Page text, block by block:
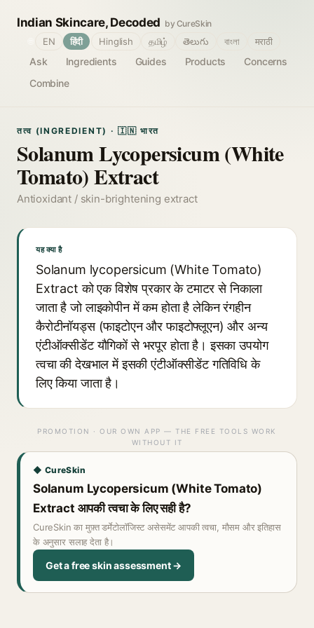
Indian Skincare, Decoded by CureSkin
Ask Ingredients Guides Products
Concerns
Combine
EN हिंदी Hinglish தமிழ் తెలుగు বাংলা मराठी
तत्व (INGREDIENT) · 🇮🇳 भारत
Solanum Lycopersicum (White
Tomato) Extract
Antioxidant / skin-brightening extract
यह क्या है
Solanum lycopersicum (White Tomato)
Extract को एक विशेष प्रकार के टमाटर से निकाला
जाता है जो लाइकोपीन में कम होता है लेकिन रंगहीन
कैरोटीनॉयड्स (फाइटोएन और फाइटोफ्लूएन) और अन्य
एंटीऑक्सीडेंट यौगिकों से भरपूर होता है। इसका उपयोग
त्वचा की देखभाल में इसकी एंटीऑक्सीडेंट गतिविधि के
लिए किया जाता है।
PROMOTION · OUR OWN APP — THE FREE TOOLS WORK
WITHOUT IT
◆ CureSkin
Solanum Lycopersicum (White Tomato)
Extract आपकी त्वचा के लिए सही है?
CureSkin का मुफ़्त डर्मेटोलॉजिस्ट असेसमेंट आपकी त्वचा, मौसम और इतिहास
के अनुसार सलाह देता है।
Get a free skin assessment →